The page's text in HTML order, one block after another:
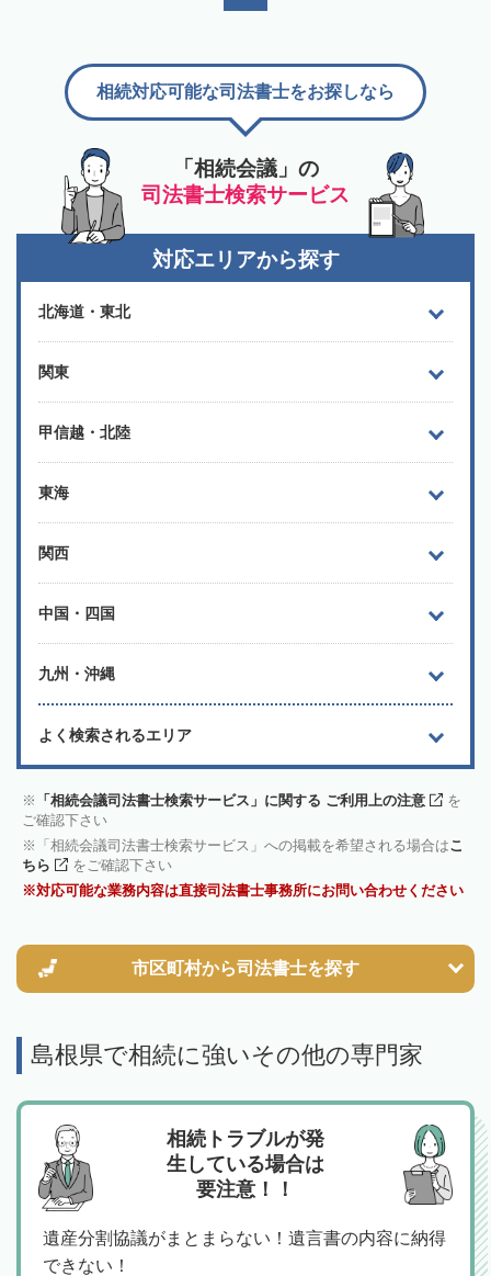
「相続会議」の
司法書士検索サービス
相続対応可能な司法書士をお探しなら
対応エリアから探す
北海道・東北
関東
甲信越・北陸
東海
関西
中国・四国
九州・沖縄
よく検索されるエリア
「相続会議司法書士検索サービス」に関する ご利用上の注意
を
ご確認下さい
「相続会議司法書士検索サービス」への掲載を希望される場合はこ
ちら
をご確認下さい
対応可能な業務内容は直接司法書士事務所にお問い合わせください
市区町村から司法書士を探す
島根県で相続に強いその他の専門家
相続トラブルが発
生している場合は
要注意！！
遺産分割協議がまとまらない！遺言書の内容に納得
できない！